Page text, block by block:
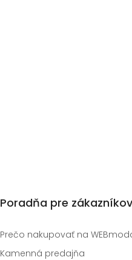
Poradňa pre zákazníkov
Prečo nakupovať na
Kamenná predajňa